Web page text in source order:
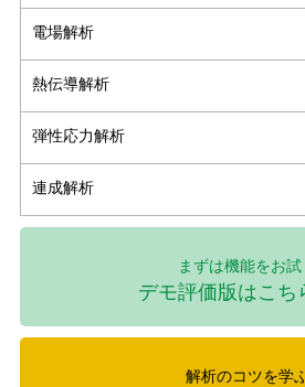
電場解析
熱伝導解析
弾性応力解析
連成解析
まずは機能をお試
デモ評価版はこち
解析のコツを学